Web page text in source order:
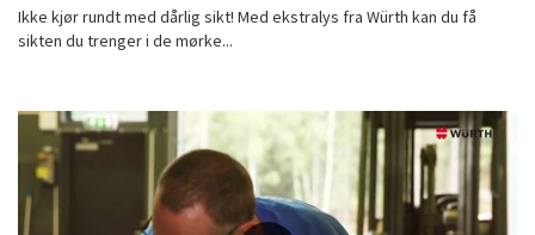
Ikke kjør rundt med dårlig sikt! Med ekstralys fra Würth kan du få
sikten du trenger i de mørke...